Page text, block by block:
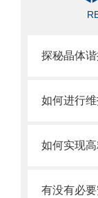
探秘晶体
如何进行
如何实现
有没有必